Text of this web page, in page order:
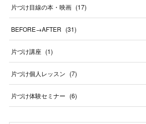
片づけ目線の本・映画 (17)
BEFORE→AFTER (31)
片づけ講座 (1)
片づけ個人レッスン (7)
片づけ体験セミナー (6)